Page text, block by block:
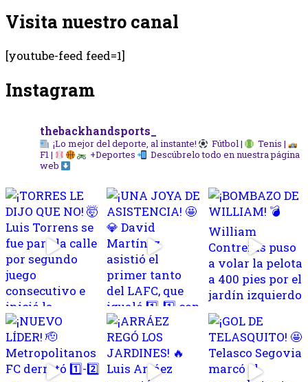
Visita nuestro canal
[youtube-feed feed=1]
Instagram
thebackhandsports_
¡Lo mejor del deporte, al instante! Fútbol |
Tenis |
F1 |
+Deportes
Descúbrelo todo en nuestra página
web